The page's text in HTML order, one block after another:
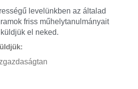
levelünkben az általad
friss műhelytanulmányait
küldjük el neked.